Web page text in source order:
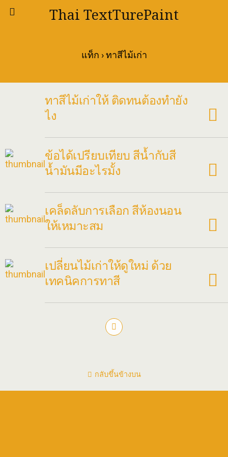
Thai TextTurePaint
แท็ก › ทาสีไม้เก่า
ทาสีไม้เก่าให้ ติดทนต้องทำยัง
ไง
ข้อได้เปรียบเทียบ สีน้ำกับสี
น้ำมันมีอะไรมั้ง
เคล็ดลับการเลือก สีห้องนอน
ให้เหมาะสม
เปลี่ยนไม้เก่าให้ดูใหม่ ด้วย
เทคนิคการทาสี
กลับขึ้นข้างบน